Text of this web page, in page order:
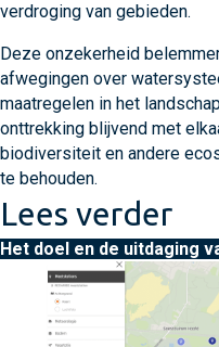
verdroging van gebieden.
Deze onzekerheid
afwegingen over
maatregelen in het
onttrekking blijvend met
biodiversiteit en andere
te behouden.
Lees verder
Het doel en de uitdaging